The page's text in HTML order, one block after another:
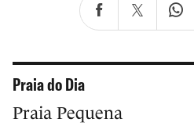
Praia do Dia
Praia Pequena